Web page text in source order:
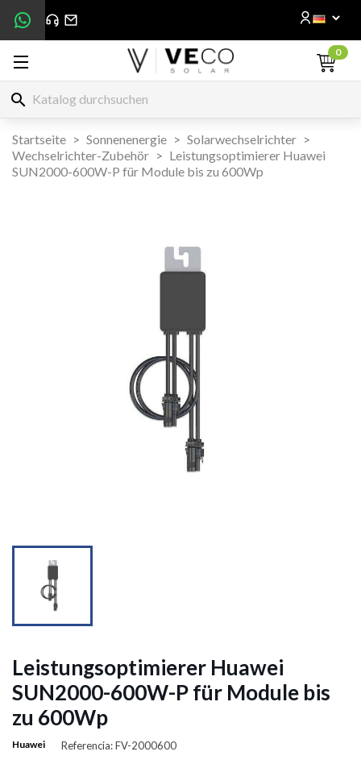
0
search
Startseite Sonnenenergie
Solarwechselrichter
Wechselrichter-Zubehör
Leistungsoptimierer Huawei
SUN2000-600W-P für Module bis zu 600Wp
Leistungsoptimierer Huawei
SUN2000-600W-P für Module bis
zu 600Wp
Huawei Referencia: FV-2000600